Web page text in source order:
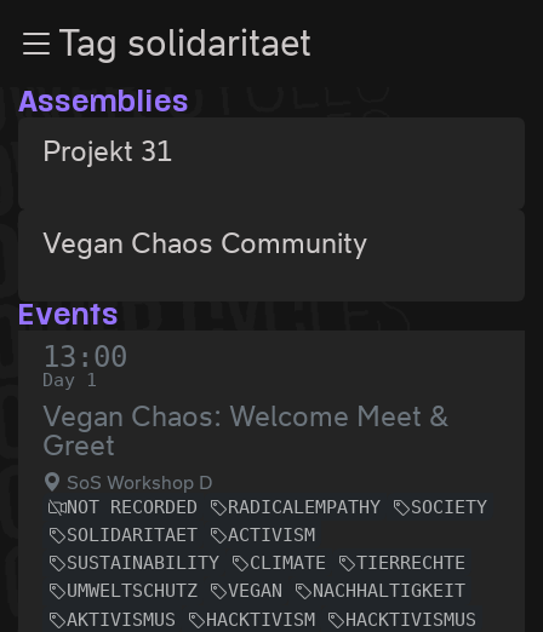
Zum InhaltTag solidaritaet
Assemblies
Projekt 31
Vegan Chaos Community
Events
13:00
Day 1
Vegan Chaos: Welcome Meet &
Greet
SoS Workshop D
NOT RECORDED RADICALEMPATHY
SOCIETY
SOLIDARITAET
ACTIVISM
SUSTAINABILITY
CLIMATE
TIERRECHTE
UMWELTSCHUTZ
VEGAN
NACHHALTIGKEIT
AKTIVISMUS
HACKTIVISM
HACKTIVISMUS